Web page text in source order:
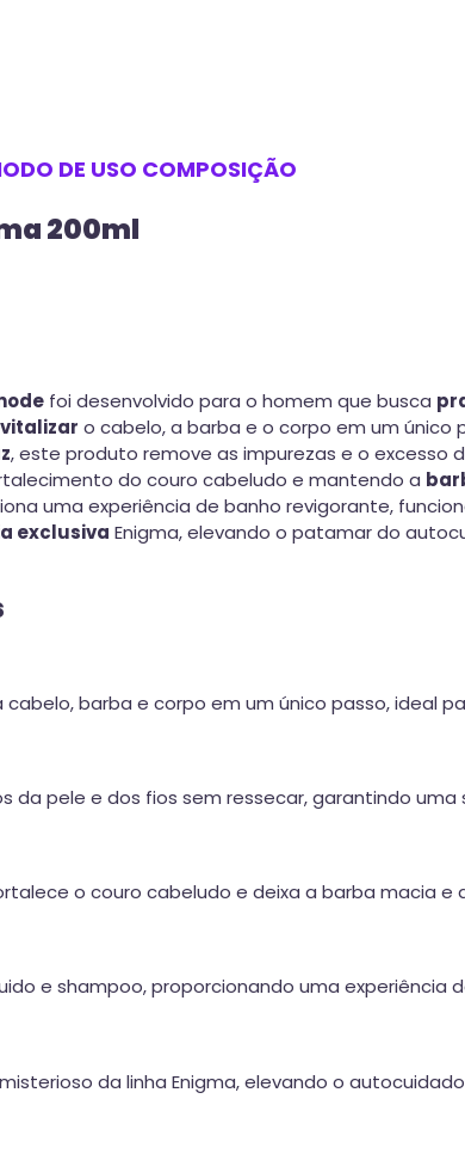
DE USO COMPOSIÇÃO
200ml
foi desenvolvido para o homem que busca
o cabelo, a barba e o corpo em um único
, este produto remove as impurezas e o excesso
do couro cabeludo e mantendo a
uma experiência de banho revigorante,
exclusiva Enigma, elevando o patamar do
cabelo, barba e corpo em um único passo, ideal
da pele e dos fios sem ressecar, garantindo
o couro cabeludo e deixa a barba macia e
e shampoo, proporcionando uma experiência
da linha Enigma, elevando o